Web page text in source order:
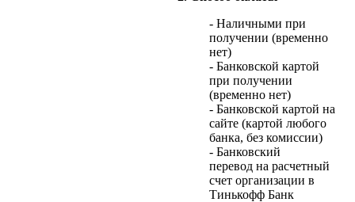
- Наличными при
получении (временно
нет)
- Банковской картой
при получении
(временно нет)
- Банковской картой на
сайте (картой любого
банка, без комиссии)
- Банковский
перевод на расчетный
счет организации в
Тинькофф Банк